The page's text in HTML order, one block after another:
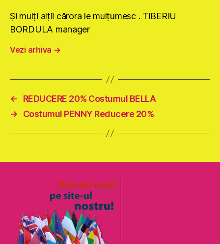
Şi mulţi alţii cărora le mulţumesc . TIBERIU
BORDULA manager
Vezi arhiva →
←
REDUCERE 20% Costumul BELLA
→
Costumul PENNY Reducere 20%